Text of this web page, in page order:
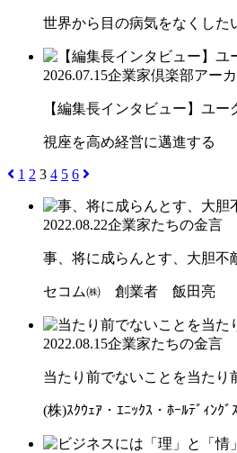
世界から目の病気をなくした
2026.07.15企業家倶楽部アー
【編集長インタビュー】ユ
視座を高め経営に邁進する
1 2 3 4 5 6
2022.08.22企業家たちの金言
事、将に成らんとす、大胆不
セコム㈱ 創業者 飯田亮
2022.08.15企業家たちの金言
当たり前でないことを当たり
(株)ｽｸｳｪｱ・ｴﾆｯｸｽ・ﾎｰﾙﾃﾞｨ